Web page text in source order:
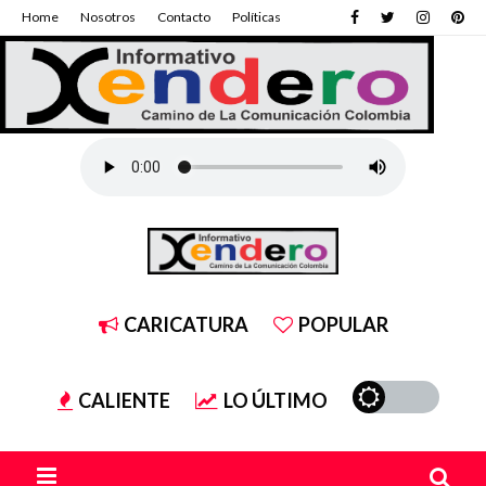
Home Nosotros Contacto Políticas
CARICATURA POPULAR
CALIENTE LO ÚLTIMO